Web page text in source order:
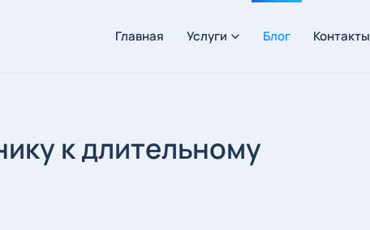
Главная Услуги Блог Контакты
к длительному